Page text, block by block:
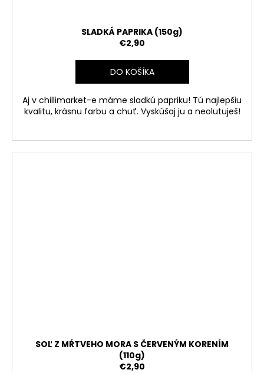
SLADKÁ PAPRIKA (150g)
€2,90
DO KOŠÍKA
Aj v chillimarket-e máme sladkú papriku! Tú najlepšiu
kvalitu, krásnu farbu a chuť. Vyskúšaj ju a neolutuješ!
SOĽ Z MŔTVEHO MORA S ČERVENÝM KORENÍM
(110g)
€2,90